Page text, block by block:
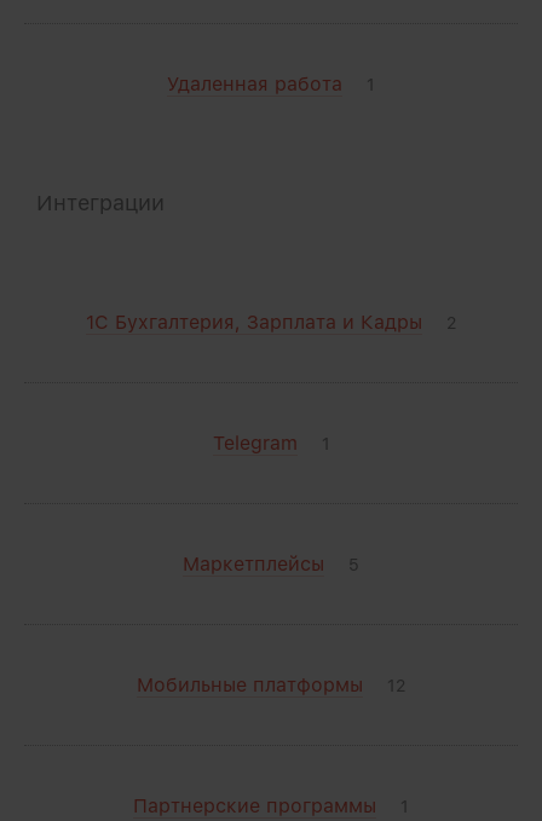
Удаленная работа 1
Интеграции
1С Бухгалтерия, Зарплата и Кадры 2
Telegram 1
Маркетплейсы 5
Мобильные платформы 12
Партнерские программы 1